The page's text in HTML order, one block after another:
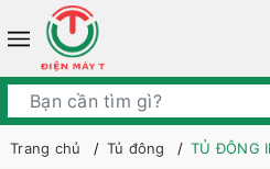
Trang chủ Tủ đông TỦ ĐÔNG